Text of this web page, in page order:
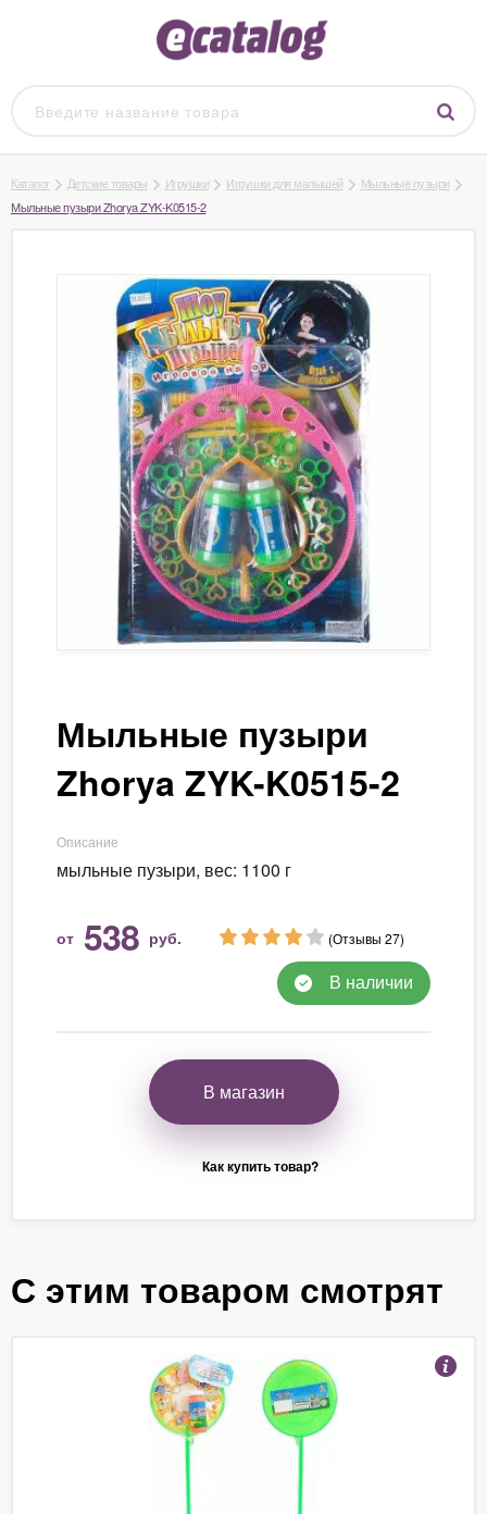
Каталог Детские товары Игрушки Игрушки для малышей
Мыльные пузыри
Мыльные пузыри Zhorya ZYK-K0515-2
Мыльные пузыри
Zhorya ZYK-K0515-2
Описание
мыльные пузыри, вес: 1100 г
от 538 руб. (Отзывы 27)
В наличии
В магазин
Как купить товар?
С этим товаром смотрят